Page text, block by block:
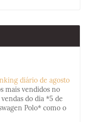
diário de agosto
mais vendidos no
do dia *5 de
Polo* como o